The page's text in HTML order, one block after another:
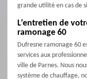
grande utilité en cas de
L’entretien de
ramonage 60
Dufresne ramonage 60
services aux
ville de Parnes. Nous
système de chauffage,